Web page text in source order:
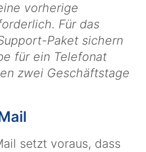
vorherige
Für das
Paket sichern
für ein Telefonat
zwei Geschäftstage
setzt voraus, dass